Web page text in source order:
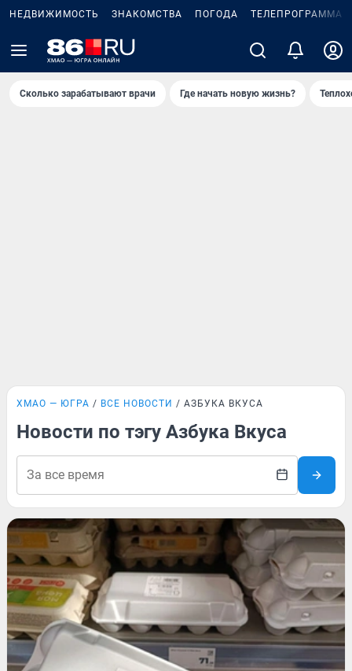
НЕДВИЖИМОСТЬ ЗНАКОМСТВА ПОГОДА ТЕЛЕПРОГРАММА
Сколько зарабатывают врачи Где начать новую жизнь?
ХМАО — ЮГРА ВСЕ НОВОСТИ АЗБУКА ВКУСА
Новости по тэгу Азбука Вкуса